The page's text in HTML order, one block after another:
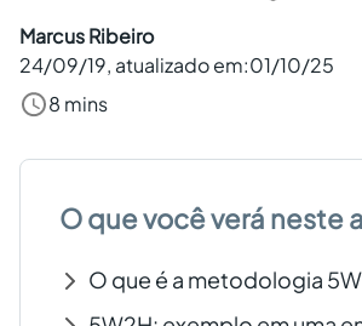
Entrar
PT
Marcus Ribeiro
24/09/19, atualizado em:01/10/25
8 mins
O que você verá neste
O que é a metodologia